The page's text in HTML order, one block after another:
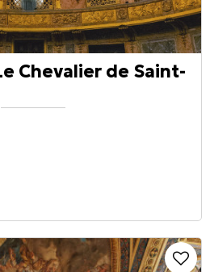
Chevalier de Saint-